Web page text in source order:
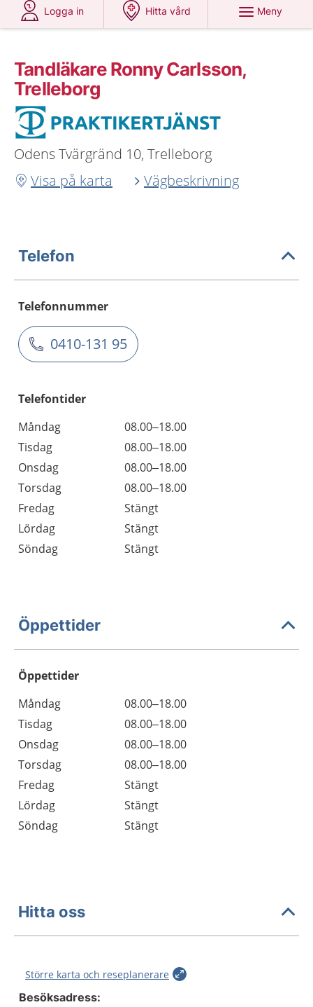
Logga in
Hitta vård
Meny
Tandläkare Ronny Carlsson,
Trelleborg
Odens Tvärgränd 10, Trelleborg
Visa på karta
Vägbeskrivning
Telefon
Telefonnummer
0410-131 95
Telefontider
Måndag
08.00–18.00
Tisdag
08.00–18.00
Onsdag
08.00–18.00
Torsdag
08.00–18.00
Fredag
Stängt
Lördag
Stängt
Söndag
Stängt
Öppettider
Öppettider
Dag
Öppettider
Kommentarer
Måndag
08.00–18.00
Tisdag
08.00–18.00
Onsdag
08.00–18.00
Torsdag
08.00–18.00
Fredag
Stängt
Lördag
Stängt
Söndag
Stängt
Hitta oss
Större karta och reseplanerare
Besöksadress: